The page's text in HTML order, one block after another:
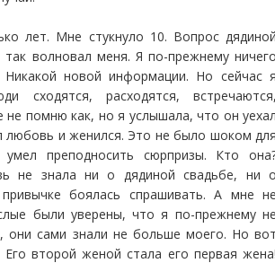
лет. Мне стукнуло 10. Вопрос
волновал меня. Я по-прежнему
Никакой новой информации. Но сейчас
сходятся, расходятся,
не помню как, но я услышала, что он
любовь и женился. Это не было шоком
преподносить сюрпризы. Кто
не знала ни о дядиной свадьбе, ни
боялась спрашивать. А мне
были уверены, что я по-прежнему
они сами знали не больше моего. Но
второй женой стала его первая